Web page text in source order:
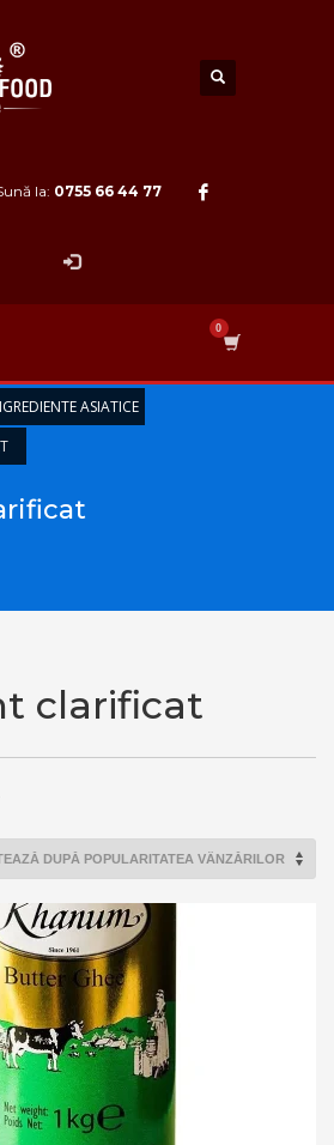
la: 0755 66 44 77
ASIATICE
clarificat